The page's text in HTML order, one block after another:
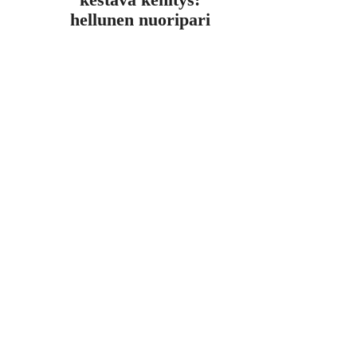
hellunen nuoripari